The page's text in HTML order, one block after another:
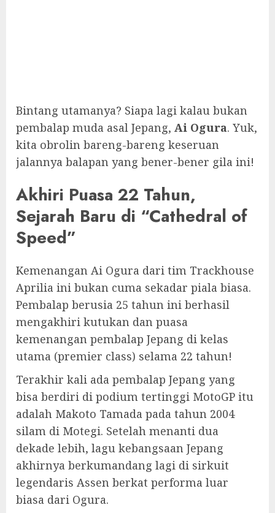
Bintang utamanya? Siapa lagi kalau bukan
pembalap muda asal Jepang, Ai Ogura. Yuk,
kita obrolin bareng-bareng keseruan
jalannya balapan yang bener-bener gila ini!
Akhiri Puasa 22 Tahun,
Sejarah Baru di “Cathedral of
Speed”
Kemenangan Ai Ogura dari tim Trackhouse
Aprilia ini bukan cuma sekadar piala biasa.
Pembalap berusia 25 tahun ini berhasil
mengakhiri kutukan dan puasa
kemenangan pembalap Jepang di kelas
utama (premier class) selama 22 tahun!
Terakhir kali ada pembalap Jepang yang
bisa berdiri di podium tertinggi MotoGP itu
adalah Makoto Tamada pada tahun 2004
silam di Motegi. Setelah menanti dua
dekade lebih, lagu kebangsaan Jepang
akhirnya berkumandang lagi di sirkuit
legendaris Assen berkat performa luar
biasa dari Ogura.